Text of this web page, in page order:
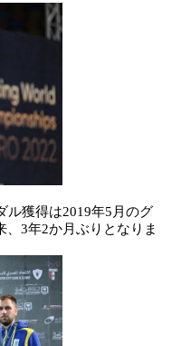
ル獲得は2019年5月のグ
3年2か月ぶりとなりま